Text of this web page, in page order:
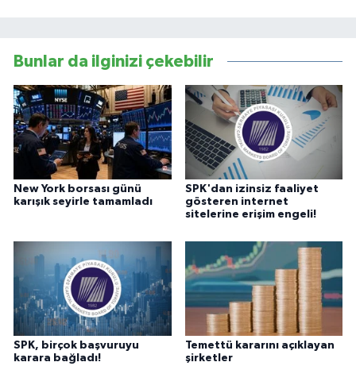
Bunlar da ilginizi çekebilir
New York borsası günü
karışık seyirle tamamladı
SPK'dan izinsiz faaliyet
gösteren internet
sitelerine erişim engeli!
SPK, birçok başvuruyu
karara bağladı!
Temettü kararını açıklayan
şirketler